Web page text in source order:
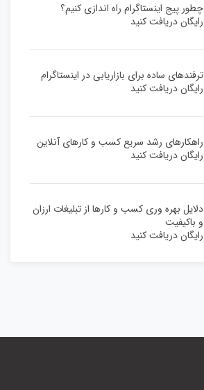
چطور پیج اینستاگرام راه اندازی کنیم؟
رایگان دریافت کنید
ترفندهای ساده برای بازاریابی در اینستاگرام
رایگان دریافت کنید
راهکارهای رشد سریع کسب و کارهای آنلاین
رایگان دریافت کنید
دلایل بهره وری کسب و کارها از تبلیغات ارزان
و باکیفیت
رایگان دریافت کنید